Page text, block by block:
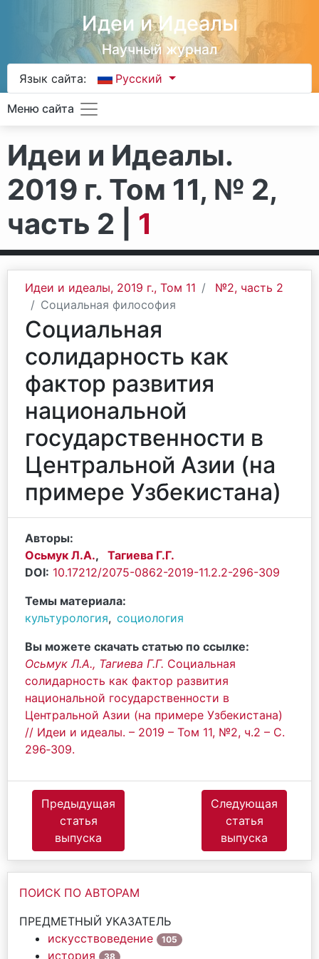
Идеи и Идеалы
Научный журнал
Язык сайта: Русский
Меню сайта
Идеи и Идеалы.
2019 г. Том 11, № 2,
часть 2 | 1
Идеи и идеалы, 2019 г., Том 11
№2, часть 2
Социальная философия
Социальная
солидарность как
фактор развития
национальной
государственности в
Центральной Азии (на
примере Узбекистана)
Авторы:
Осьмук Л.А.,
Тагиева Г.Г.
DOI: 10.17212/2075-0862-2019-11.2.2-296-309
Темы материала:
культурология, социология
Вы можете скачать статью по ссылке:
Осьмук Л.А., Тагиева Г.Г. Социальная
солидарность как фактор развития
национальной государственности в
Центральной Азии (на примере Узбекистана)
// Идеи и идеалы. – 2019 – Том 11, №2, ч.2 – С.
296‐309.
Предыдущая
статья
выпуска
Следующая
статья
выпуска
ПОИСК ПО АВТОРАМ
ПРЕДМЕТНЫЙ УКАЗАТЕЛЬ
искусствоведение
105
история 38